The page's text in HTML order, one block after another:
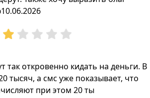
10.06.2026
так откровенно кидать на деньги. В
тысяч, а смс уже показывает, что
при этом 20 ты